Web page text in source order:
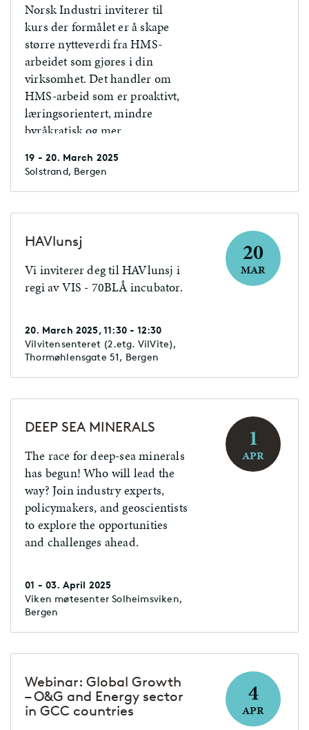
Norsk Industri inviterer til
kurs der formålet er å skape
større nytteverdi fra HMS-
arbeidet som gjøres i din
virksomhet. Det handler om
HMS-arbeid som er proaktivt,
læringsorientert, mindre
byråkratisk og mer
19 - 20. March 2025
Solstrand, Bergen
HAVlunsj
Vi inviterer deg til HAVlunsj i
regi av VIS - 70BLÅ incubator.
20. March 2025, 11:30 - 12:30
Vilvitensenteret (2.etg. VilVite),
Thormøhlensgate 51, Bergen
20
MAR
DEEP SEA MINERALS
The race for deep-sea minerals
has begun! Who will lead the
way? Join industry experts,
policymakers, and geoscientists
to explore the opportunities
and challenges ahead.
01 - 03. April 2025
Viken møtesenter Solheimsviken,
Bergen
1
APR
Webinar: Global Growth
– O&G and Energy sector
in GCC countries
4
APR